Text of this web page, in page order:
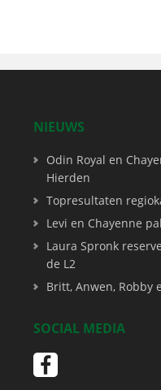
NIEUWS
Odin Royal en
Hierden
Topresultaten
Levi en Chayenne
Laura Spronk
de L2
Britt, Anwen, Robby
SOCIAL MEDIA